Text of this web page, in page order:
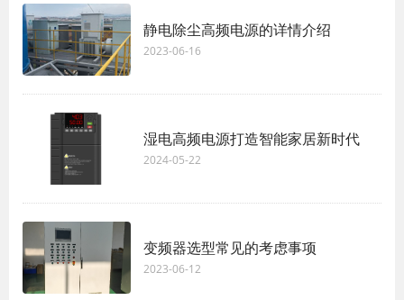
静电除尘高频电源的详情介绍
2023-06-16
湿电高频电源打造智能家居新时代
2024-05-22
变频器选型常见的考虑事项
2023-06-12